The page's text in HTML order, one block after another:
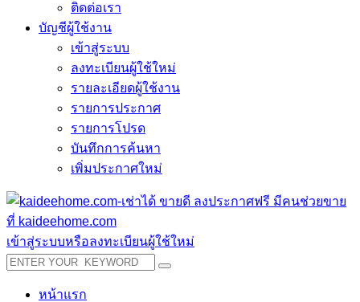
ติดต่อเรา
บัญชีผู้ใช้งาน
เข้าสู่ระบบ
ลงทะเบียนผู้ใช้ใหม่
รายละเอียดผู้ใช้งาน
รายการประกาศ
รายการโปรด
บันทึกการค้นหา
เพิ่มประกาศใหม่
เข้าสู่ระบบหรือลงทะเบียนผู้ใช้ใหม่
หน้าแรก